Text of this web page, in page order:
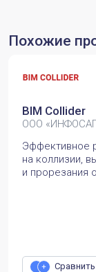
Похожие
BIM Collider
ООО
Эффективное
на коллизии,
и прорезания
Сравнить